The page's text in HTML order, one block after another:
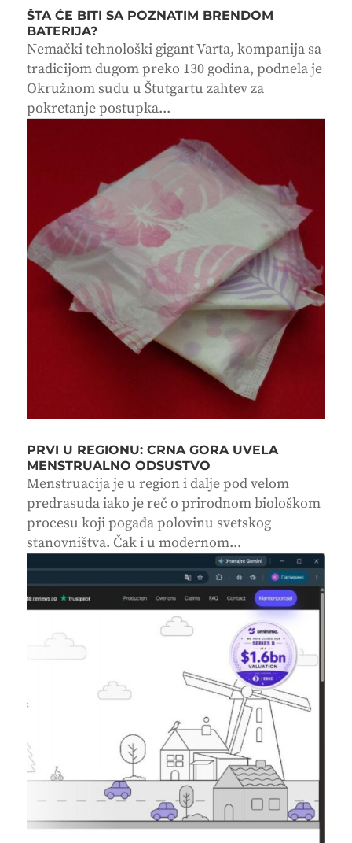
ŠTA ĆE BITI SA POZNATIM BRENDOM
BATERIJA?
Nemački tehnološki gigant Varta, kompanija sa
tradicijom dugom preko 130 godina, podnela je
Okružnom sudu u Štutgartu zahtev za
pokretanje postupka...
PRVI U REGIONU: CRNA GORA UVELA
MENSTRUALNO ODSUSTVO
Menstruacija je u region i dalje pod velom
predrasuda iako je reč o prirodnom biološkom
procesu koji pogađa polovinu svetskog
stanovništva. Čak i u modernom...